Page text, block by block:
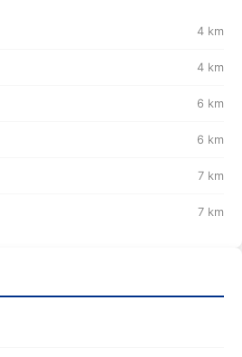
4 km
4 km
6 km
6 km
7 km
7 km